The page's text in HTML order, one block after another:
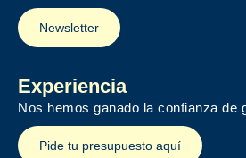
Newsletter
Experiencia
Nos hemos ganado la confianza de
Pide tu presupuesto aquí